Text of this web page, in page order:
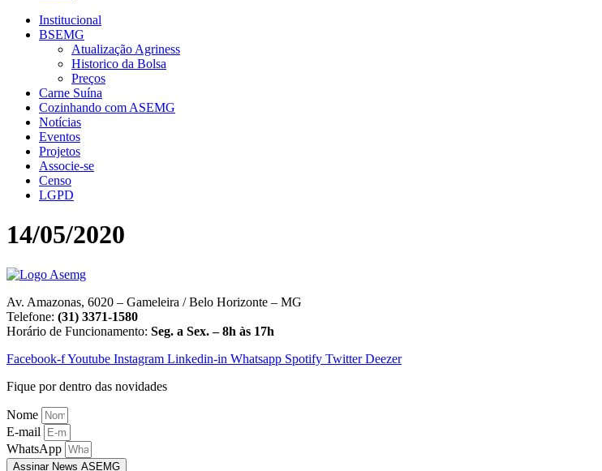
Institucional
BSEMG
Atualização Agriness
Historico da Bolsa
Preços
Carne Suína
Cozinhando com ASEMG
Notícias
Eventos
Projetos
Associe-se
Censo
LGPD
14/05/2020
Av. Amazonas, 6020 – Gameleira / Belo Horizonte – MG
Telefone: (31) 3371-1580
Horário de Funcionamento: Seg. a Sex. – 8h às 17h
Facebook-fYoutube Instagram Linkedin-in Whatsapp Spotify Twitter Deezer
Fique por dentro das novidades
Nome
E-mail
WhatsApp
Assinar News ASEMG